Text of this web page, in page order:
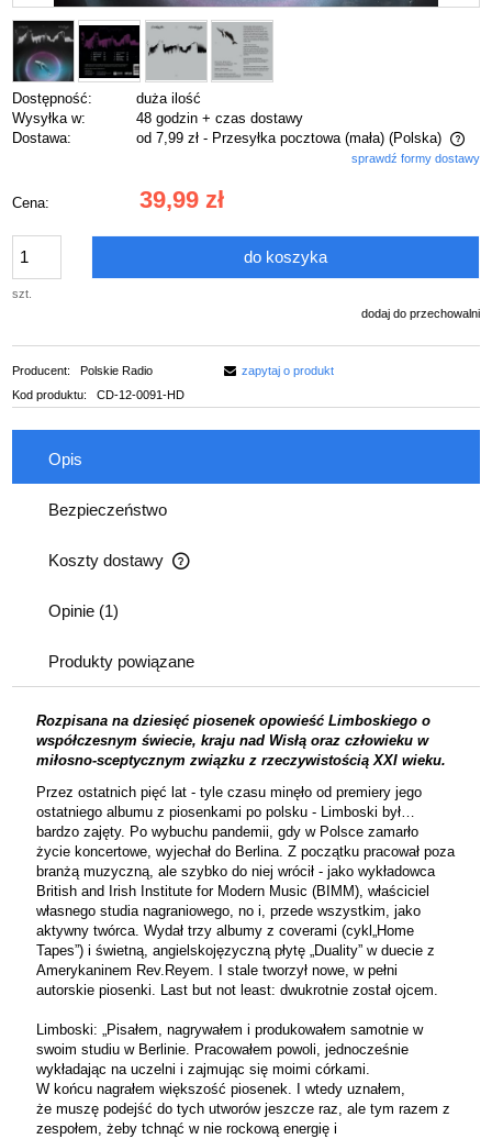
Dostępność:
duża ilość
Wysyłka w:
48 godzin + czas dostawy
Dostawa:
od 7,99 zł - Przesyłka pocztowa (mała) (Polska)
Cena nie zawiera ewentualnych kosztów płatnościsprawdź formy dostawy
Cena: 39,99 zł
szt.
do koszyka
dodaj do przechowalni
Producent:
Polskie Radio
Kod produktu:
CD-12-0091-HD
zapytaj o produkt
Opis
Bezpieczeństwo
Koszty dostawy
Cena nie zawiera ewentualnych kosztów płatności
Opinie (1)
Produkty powiązane
Rozpisana na dziesięć piosenek opowieść Limboskiego o
współczesnym świecie, kraju nad Wisłą oraz człowieku w
miłosno-sceptycznym związku z rzeczywistością XXI wieku.
Przez ostatnich pięć lat - tyle czasu minęło od premiery jego
ostatniego albumu z piosenkami po polsku - Limboski był…
bardzo zajęty. Po wybuchu pandemii, gdy w Polsce zamarło
życie koncertowe, wyjechał do Berlina. Z początku pracował poza
branżą muzyczną, ale szybko do niej wrócił - jako wykładowca
British and Irish Institute for Modern Music (BIMM), właściciel
własnego studia nagraniowego, no i, przede wszystkim, jako
aktywny twórca. Wydał trzy albumy z coverami (cykl„Home
Tapes”) i świetną, angielskojęzyczną płytę „Duality” w duecie z
Amerykaninem Rev.Reyem. I stale tworzył nowe, w pełni
autorskie piosenki. Last but not least: dwukrotnie został ojcem.
Limboski: „Pisałem, nagrywałem i produkowałem samotnie w
swoim studiu w Berlinie. Pracowałem powoli, jednocześnie
wykładając na uczelni i zajmując się moimi córkami.
W końcu nagrałem większość piosenek. I wtedy uznałem,
że muszę podejść do tych utworów jeszcze raz, ale tym razem z
zespołem, żeby tchnąć w nie rockową energię i